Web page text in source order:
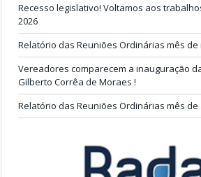
Recesso legislativo! Voltamos aos
2026
Relatório das Reuniões Ordinárias mês de
Vereadores comparecem a inauguração
Gilberto Corrêa de Moraes !
Relatório das Reuniões Ordinárias mês de